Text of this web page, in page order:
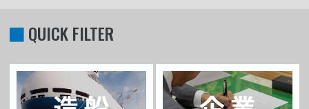
QUICK FILTER